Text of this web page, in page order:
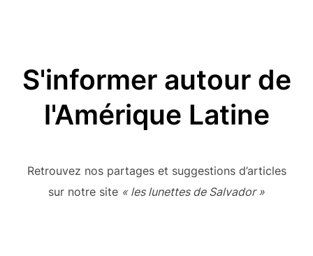
S'informer autour de
l'Amérique Latine
Retrouvez nos partages et suggestions d’articles
sur notre site « les lunettes de Salvador »